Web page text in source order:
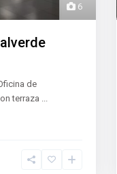
6
de
terraza